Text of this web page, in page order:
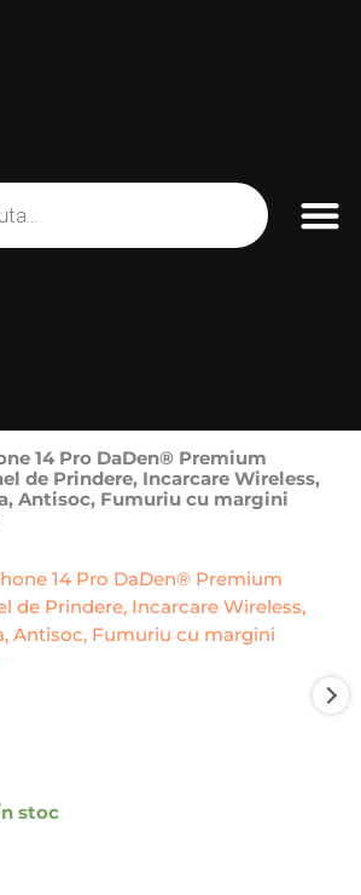
14 Pro DaDen® Premium
de Prindere, Incarcare Wireless,
Antisoc, Fumuriu cu margini
stoc